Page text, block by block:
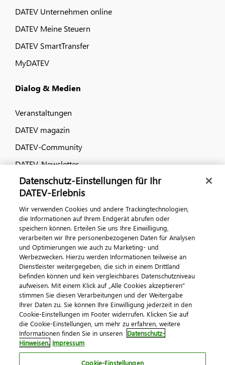
DATEV Unternehmen online
DATEV Meine Steuern
DATEV SmartTransfer
MyDATEV
Dialog & Medien
Veranstaltungen
DATEV magazin
DATEV-Community
DATEV-Newsletter
Kontaktieren Sie uns
© 2026 DATEV eG
ImpressumDatenschutzAGB Kontakt
Cookie-Einstellungen
Datenschutz-Einstellungen für Ihr
DATEV-Erlebnis
Wir verwenden Cookies und andere Trackingtechnologien,
die Informationen auf Ihrem Endgerät abrufen oder
speichern können. Erteilen Sie uns Ihre Einwilligung,
verarbeiten wir Ihre personenbezogenen Daten für Analysen
und Optimierungen wie auch zu Marketing- und
Werbezwecken. Hierzu werden Informationen teilweise an
Dienstleister weitergegeben, die sich in einem Drittland
befinden können und kein vergleichbares Datenschutzniveau
aufweisen. Mit einem Klick auf „Alle Cookies akzeptieren"
stimmen Sie diesen Verarbeitungen und der Weitergabe
Ihrer Daten zu. Sie können Ihre Einwilligung jederzeit in den
Cookie-Einstellungen im Footer widerrufen. Klicken Sie auf
die Cookie-Einstellungen, um mehr zu erfahren, weitere
Informationen finden Sie in unseren Datenschutz-
Hinweisen. Impressum
Cookie-Einstellungen